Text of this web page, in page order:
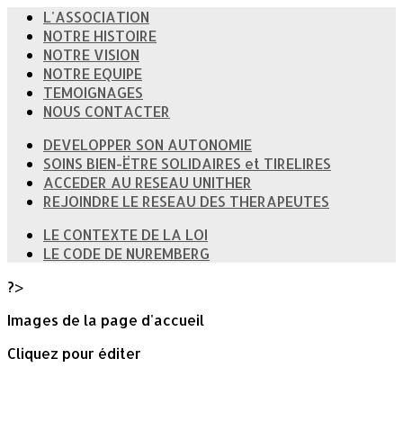
L'ASSOCIATION
NOTRE HISTOIRE
NOTRE VISION
NOTRE EQUIPE
TEMOIGNAGES
NOUS CONTACTER
DEVELOPPER SON AUTONOMIE
SOINS BIEN-ËTRE SOLIDAIRES et TIRELIRES
ACCEDER AU RESEAU UNITHER
REJOINDRE LE RESEAU DES THERAPEUTES
LE CONTEXTE DE LA LOI
LE CODE DE NUREMBERG
?>
Images de la page d'accueil
Cliquez pour éditer